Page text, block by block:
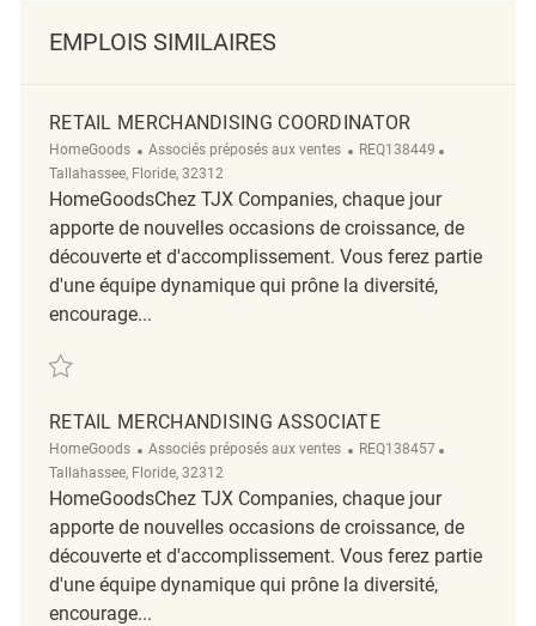
EMPLOIS SIMILAIRES
RETAIL MERCHANDISING COORDINATOR
HomeGoods Catégorie
Associés préposés aux ventes ReqId
REQ138449
Tallahassee, Floride, 32312
HomeGoodsChez TJX Companies, chaque jour
apporte de nouvelles occasions de croissance, de
découverte et d'accomplissement. Vous ferez partie
d'une équipe dynamique qui prône la diversité,
encourage...
Sauvegarder Retail Merchandising Coordinator REQ138449
RETAIL MERCHANDISING ASSOCIATE
HomeGoods Catégorie
Associés préposés aux ventes ReqId
REQ138457
Tallahassee, Floride, 32312
HomeGoodsChez TJX Companies, chaque jour
apporte de nouvelles occasions de croissance, de
découverte et d'accomplissement. Vous ferez partie
d'une équipe dynamique qui prône la diversité,
encourage...